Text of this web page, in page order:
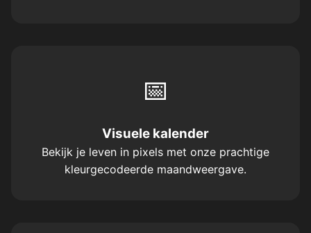
📅
Visuele kalender
Bekijk je leven in pixels met onze prachtige
kleurgecodeerde maandweergave.